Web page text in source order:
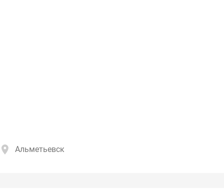
Альметьевск